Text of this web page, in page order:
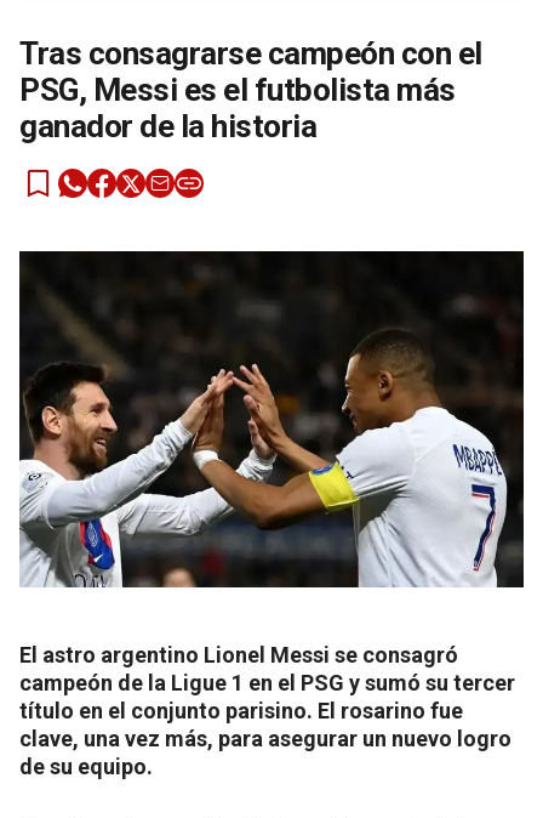
Tras consagrarse campeón con el
PSG, Messi es el futbolista más
ganador de la historia
El astro argentino Lionel Messi se consagró
campeón de la Ligue 1 en el PSG y sumó su tercer
título en el conjunto parisino. El rosarino fue
clave, una vez más, para asegurar un nuevo logro
de su equipo.